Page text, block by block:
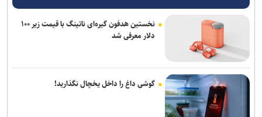
نخستین هدفون گیره‌ای ناتینگ با قیمت زیر ۱۰۰
دلار معرفی شد
گوشی داغ را داخل یخچال نگذارید!